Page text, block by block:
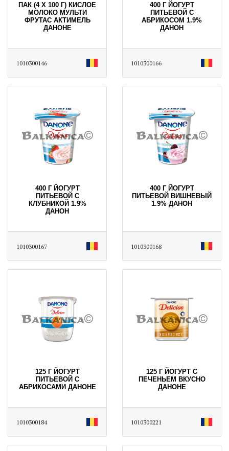
ПАК (4 Х 100 Г) КИСЛОЕ
МОЛОКО МУЛЬТИ
ФРУТАС АКТИМЕЛЬ
ДАНОНЕ
1010300146
400 Г ЙОГУРТ
ПИТЬЕВОЙ С
АБРИКОСОМ 1.9%
ДАНОН
1010300166
400 Г ЙОГУРТ
ПИТЬЕВОЙ С
КЛУБНИКОЙ 1.9%
ДАНОН
1010300167
400 Г ЙОГУРТ
ПИТЬЕВОЙ ВИШНЕВЫЙ
1.9% ДАНОН
1010300168
125 Г ЙОГУРТ
ПИТЬЕВОЙ С
АБРИКОСАМИ ДАНОНЕ
1010300184
125 Г ЙОГУРТ С
ПЕЧЕНЬЕМ ВКУСНО
ДАНОНЕ
1010300221